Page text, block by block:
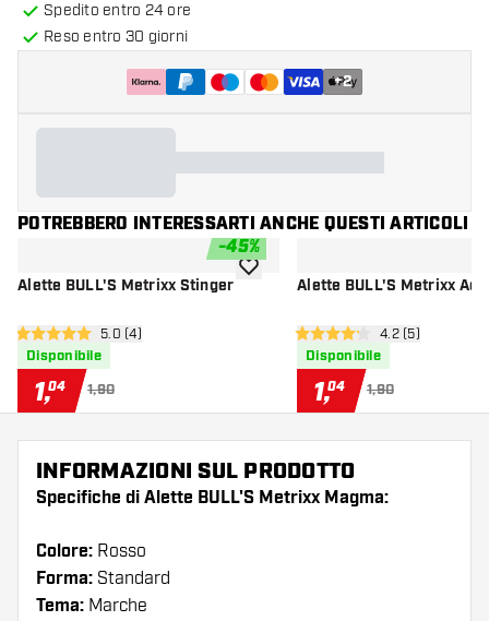
Spedito entro 24 ore
Reso entro 30 giorni
+2
POTREBBERO INTERESSARTI ANCHE QUESTI ARTICOLI
-45%
Alette BULL'S Metrixx Stinger
apri pannello recensioni
5 stelle di valutazione
5.0 (4)
Disponibile
1,04 1,90
aggiungi alla lista dei desideri
Alette BULL'S Metrixx
apri pannello
4.2 stelle di valutazione
4.2 (5)
Disponibile
1,04 1,90
INFORMAZIONI SUL PRODOTTO
Specifiche di Alette BULL'S Metrixx Magma:
Colore: Rosso
Forma: Standard
Tema: Marche